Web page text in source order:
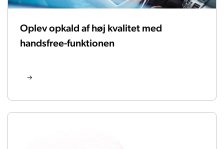
Oplev opkald af høj kvalitet med
handsfree-funktionen